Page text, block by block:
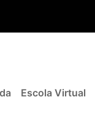
Escola Virtual